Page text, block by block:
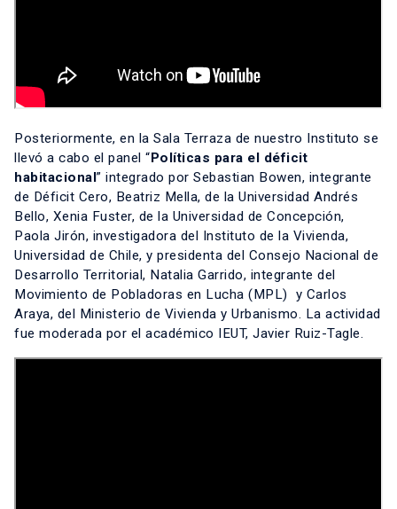
Posteriormente, en la Sala Terraza de nuestro Instituto se
llevó a cabo el panel “Políticas para el déficit
habitacional” integrado por Sebastian Bowen, integrante
de Déficit Cero, Beatriz Mella, de la Universidad Andrés
Bello, Xenia Fuster, de la Universidad de Concepción,
Paola Jirón, investigadora del Instituto de la Vivienda,
Universidad de Chile, y presidenta del Consejo Nacional de
Desarrollo Territorial, Natalia Garrido, integrante del
Movimiento de Pobladoras en Lucha (MPL) y Carlos
Araya, del Ministerio de Vivienda y Urbanismo. La actividad
fue moderada por el académico IEUT, Javier Ruiz-Tagle.